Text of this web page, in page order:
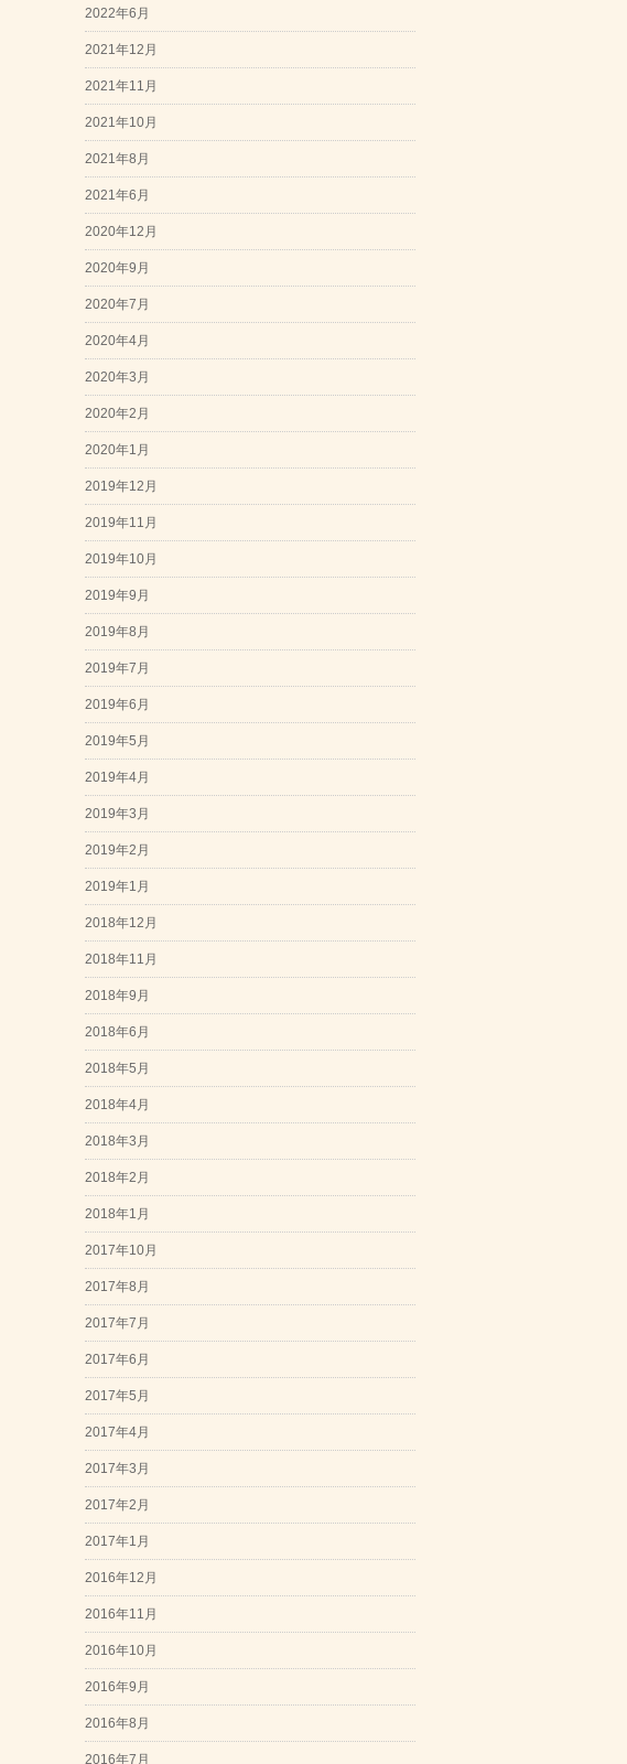
2022年6月
2021年12月
2021年11月
2021年10月
2021年8月
2021年6月
2020年12月
2020年9月
2020年7月
2020年4月
2020年3月
2020年2月
2020年1月
2019年12月
2019年11月
2019年10月
2019年9月
2019年8月
2019年7月
2019年6月
2019年5月
2019年4月
2019年3月
2019年2月
2019年1月
2018年12月
2018年11月
2018年9月
2018年6月
2018年5月
2018年4月
2018年3月
2018年2月
2018年1月
2017年10月
2017年8月
2017年7月
2017年6月
2017年5月
2017年4月
2017年3月
2017年2月
2017年1月
2016年12月
2016年11月
2016年10月
2016年9月
2016年8月
2016年7月